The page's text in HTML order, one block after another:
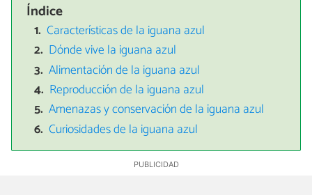
Índice
Características de la iguana azul
Dónde vive la iguana azul
Alimentación de la iguana azul
Reproducción de la iguana azul
Amenazas y conservación de la iguana azul
Curiosidades de la iguana azul